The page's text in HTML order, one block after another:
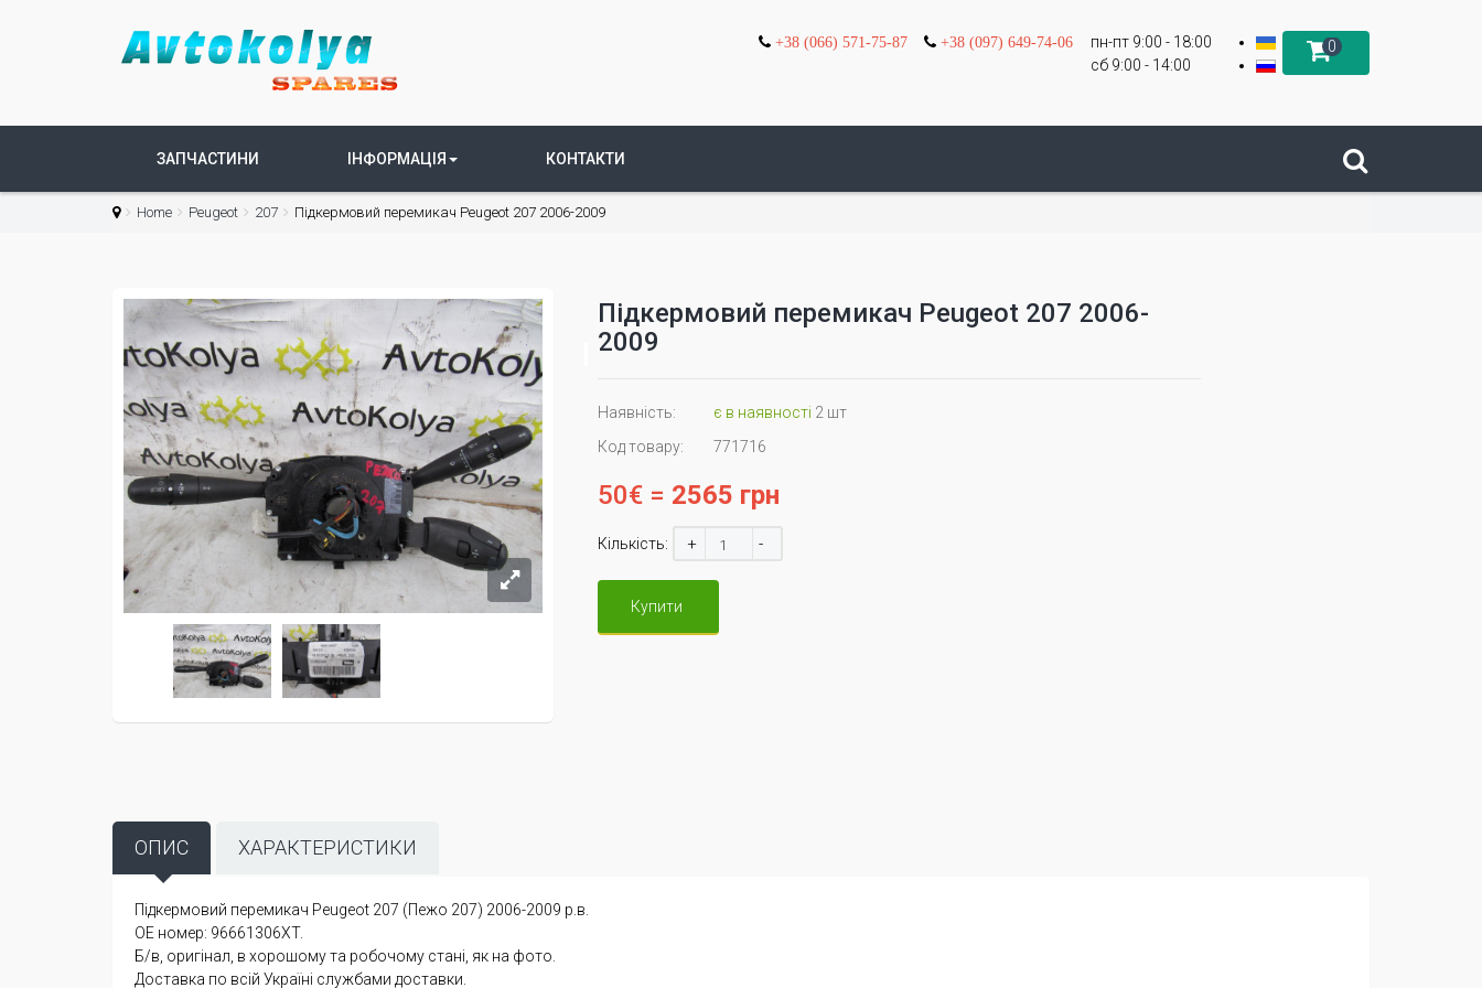
+38 (066) 571-75-87 +38 (097) 649-74-06
пн-пт 9:00 - 18:00
сб 9:00 - 14:00
0
ЗАПЧАСТИНИ ІНФОРМАЦІЯ КОНТАКТИ
Home Peugeot 207 Підкермовий перемикач Peugeot 207 2006-2009
Підкермовий перемикач Peugeot 207 2006-
2009
Наявність: є в наявності 2 шт
Код товару:
771716
50€ = 2565 грн
Кількість: + -
Купити
ОПИС ХАРАКТЕРИСТИКИ
Підкермовий перемикач Peugeot 207 (Пежо 207) 2006-2009 р.в.
OE номер: 96661306XT.
Б/в, оригінал, в хорошому та робочому стані, як на фото.
Доставка по всій Україні службами доставки.